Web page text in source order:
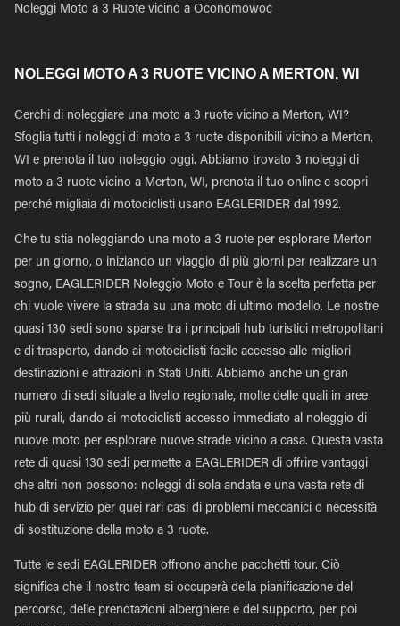
Noleggi Moto a 3 Ruote vicino a Oconomowoc
NOLEGGI MOTO A 3 RUOTE VICINO A MERTON, WI
Cerchi di noleggiare una moto a 3 ruote vicino a Merton, WI?
Sfoglia tutti i noleggi di moto a 3 ruote disponibili vicino a Merton,
WI e prenota il tuo noleggio oggi. Abbiamo trovato 3 noleggi di
moto a 3 ruote vicino a Merton, WI, prenota il tuo online e scopri
perché migliaia di motociclisti usano EAGLERIDER dal 1992.
Che tu stia noleggiando una moto a 3 ruote per esplorare Merton
per un giorno, o iniziando un viaggio di più giorni per realizzare un
sogno, EAGLERIDER Noleggio Moto e Tour è la scelta perfetta per
chi vuole vivere la strada su una moto di ultimo modello. Le nostre
quasi 130 sedi sono sparse tra i principali hub turistici metropolitani
e di trasporto, dando ai motociclisti facile accesso alle migliori
destinazioni e attrazioni in Stati Uniti. Abbiamo anche un gran
numero di sedi situate a livello regionale, molte delle quali in aree
più rurali, dando ai motociclisti accesso immediato al noleggio di
nuove moto per esplorare nuove strade vicino a casa. Questa vasta
rete di quasi 130 sedi permette a EAGLERIDER di offrire vantaggi
che altri non possono: noleggi di sola andata e una vasta rete di
hub di servizio per quei rari casi di problemi meccanici o necessità
di sostituzione della moto a 3 ruote.
Tutte le sedi EAGLERIDER offrono anche pacchetti tour. Ciò
significa che il nostro team si occuperà della pianificazione del
percorso, delle prenotazioni alberghiere e del supporto, per poi